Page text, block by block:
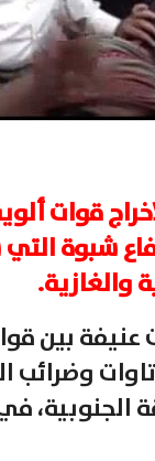
قوات
شبوة
والغازية.
عنيفة بين
وضرائب
الجنوبية،